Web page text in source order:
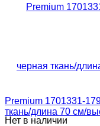
Premium 1701331-
ткань/длина 70 см/
Нет в наличии